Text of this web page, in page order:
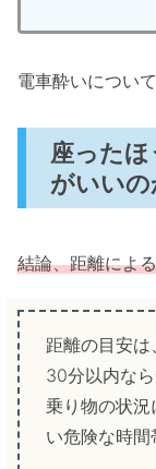
電車酔いについ
座った
がいい
結論、距離による
距離の目安は
30分以内な
乗り物の状
い危険な時間